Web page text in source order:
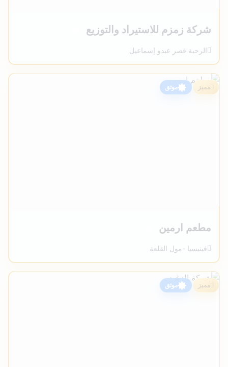
شركة زمزم للاستيراد والتوزيع
الرحبة قصر عبدو إسماعيل
مميز موثق
مطعم ارمين
فينيسيا -مول القلعة
مميز موثق